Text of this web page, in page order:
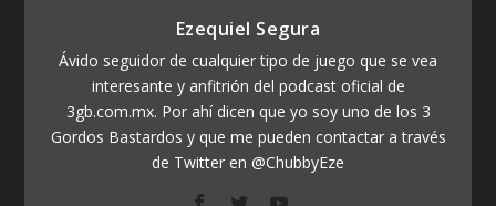
Ezequiel Segura
Ávido seguidor de cualquier tipo de juego que se vea
interesante y anfitrión del podcast oficial de
3gb.com.mx. Por ahí dicen que yo soy uno de los 3
Gordos Bastardos y que me pueden contactar a través
de Twitter en @ChubbyEze